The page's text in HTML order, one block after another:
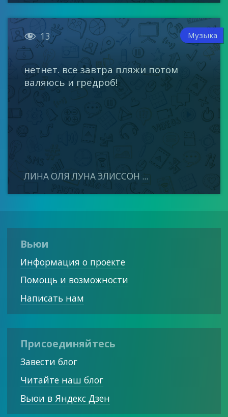
 13 Музыка
нетнет. все завтра пляжи потом
валяюсь и гредроб!
ЛИНА ОЛЯ ЛУНА ЭЛИССОН ...
Вьюи
Информация о проекте
Помощь и возможности
Написать нам
Присоединяйтесь
Завести блог
Читайте наш блог
Вьюи в Яндекс Дзен